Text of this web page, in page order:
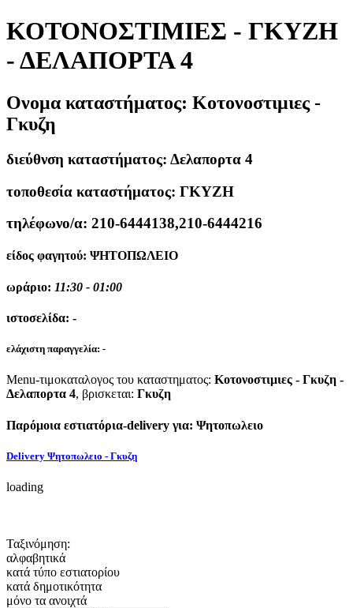
ΚΟΤΟΝΟΣΤΙΜΙΕΣ - ΓΚΥΖΗ
- ΔΕΛΑΠΟΡΤΑ 4
Ονομα καταστήματος: Κοτονοστιμιες -
Γκυζη
διεύθνση καταστήματος: Δελαπορτα 4
τοποθεσία καταστήματος: ΓΚΥΖΗ
τηλέφωνο/α: 210-6444138,210-6444216
είδος φαγητού: ΨΗΤΟΠΩΛΕΙΟ
ωράριο: 11:30 - 01:00
ιστοσελίδα: -
ελάχιστη παραγγελία: -
Menu-τιμοκαταλογος του καταστηματος: Κοτονοστιμιες - Γκυζη -
Δελαπορτα 4, βρισκεται: Γκυζη
Παρόμοια εστιατόρια-delivery για: Ψητοπωλειο
Delivery Ψητοπωλειο - Γκυζη
loading
Ταξινόμηση:
αλφαβητικά
κατά τύπο εστιατορίου
κατά δημοτικότητα
μόνο τα ανοιχτά